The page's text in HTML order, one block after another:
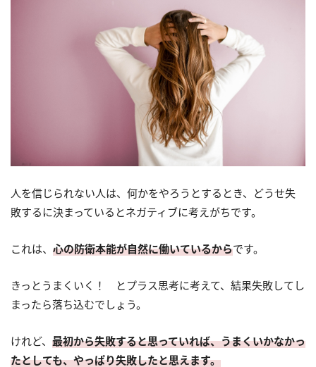
人を信じられない人は、何かをやろうとするとき、どうせ失
敗するに決まっているとネガティブに考えがちです。
これは、 心の防衛本能が自然に働いているからです。
きっとうまくいく！ とプラス思考に考えて、結果失敗してし
まったら落ち込むでしょう。
けれど、 最初から失敗すると思っていれば、うまくいかなかっ
たとしても、やっぱり失敗したと思えます。